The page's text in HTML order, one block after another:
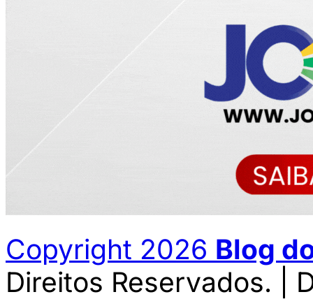
Copyright 2026 Blog
Direitos Reservados. |